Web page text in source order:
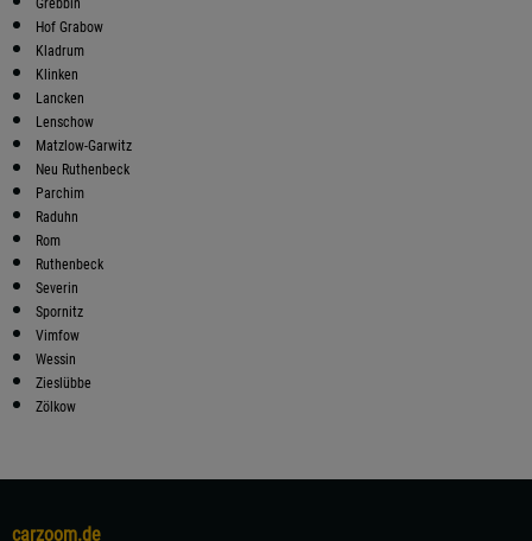
Grebbin
Hof Grabow
Kladrum
Klinken
Lancken
Lenschow
Matzlow-Garwitz
Neu Ruthenbeck
Parchim
Raduhn
Rom
Ruthenbeck
Severin
Spornitz
Vimfow
Wessin
Zieslübbe
Zölkow
carzoom.de